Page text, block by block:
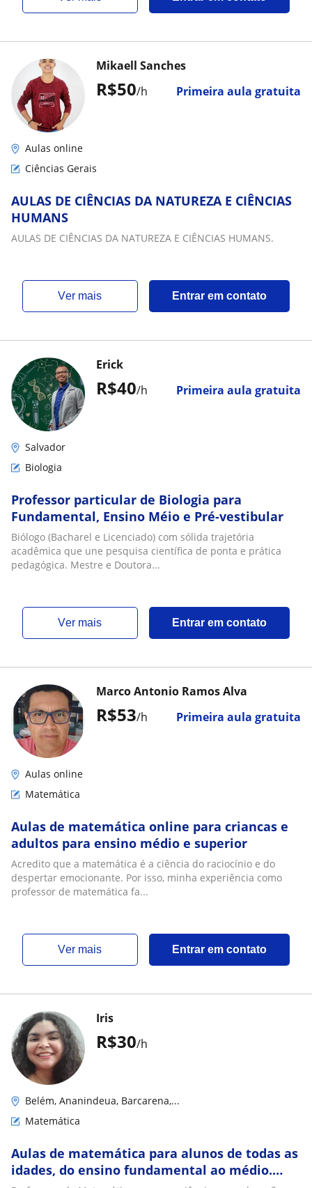
R$50/h Primeira aula gratuita
Mikaell Sanches
Aulas online
Ciências Gerais
AULAS DE CIÊNCIAS DA NATUREZA E CIÊNCIAS
HUMANS
AULAS DE CIÊNCIAS DA NATUREZA E CIÊNCIAS HUMANS.
ver mais Entrar em contato
R$40/h Primeira aula gratuita
Erick
Salvador
Biologia
Professor particular de Biologia para
Fundamental, Ensino Méio e Pré-vestibular
Biólogo (Bacharel e Licenciado) com sólida trajetória
acadêmica que une pesquisa científica de ponta e prática
pedagógica. Mestre e Doutora...
ver mais Entrar em contato
R$53/h Primeira aula gratuita
Marco Antonio Ramos Alva
Aulas online
Matemática
Aulas de matemática online para criancas e
adultos para ensino médio e superior
Acredito que a matemática é a ciência do raciocínio e do
despertar emocionante. Por isso, minha experiência como
professor de matemática fa...
ver mais Entrar em contato
R$30/h
Iris
Belém, Ananindeua, Barcarena,...
Matemática
Aulas de matemática para alunos de todas as
idades, do ensino fundamental ao médio.